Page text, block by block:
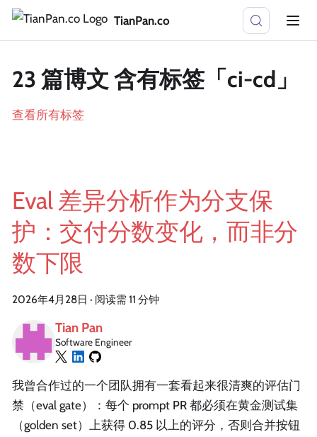
TianPan.co
23 篇博文 含有标签「ci-cd」
查看所有标签
Eval 差异分析作为分支保
护：交付分数变化，而非分
数下限
2026年4月28日 · 阅读需 11 分钟
Tian Pan
Software Engineer
我曾合作过的一个团队拥有一套看起来很清爽的评估门
禁（eval gate）：每个 prompt PR 都必须在黄金测试集
（golden set）上获得 0.85 以上的评分，否则合并按钮